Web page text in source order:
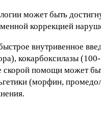
может быть
коррекцией
внутривенное
кокарбоксилазы
помощи может
(морфин,